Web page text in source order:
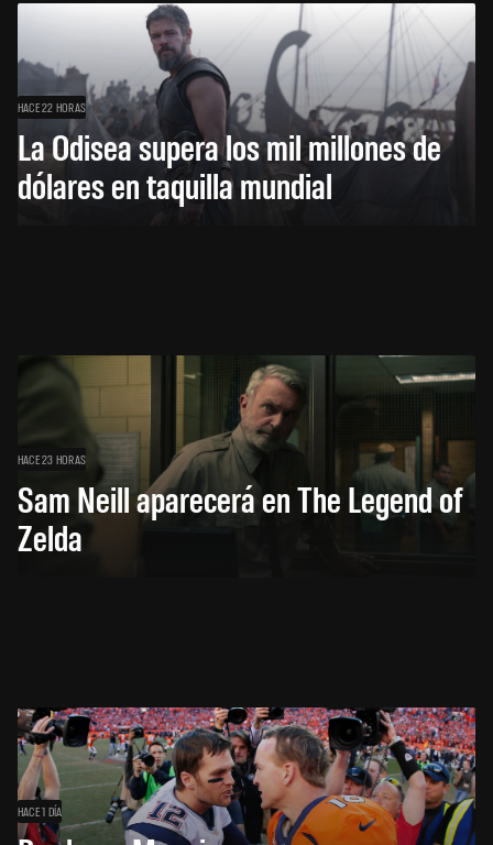
HACE 22 HORAS
La Odisea supera los mil millones de
dólares en taquilla mundial
HACE 23 HORAS
Sam Neill aparecerá en The Legend of
Zelda
HACE 1 DÍA